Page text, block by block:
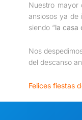
Nuestro mayor
ansiosos ya de
siendo “la casa
Nos
del descanso
Felices fiestas